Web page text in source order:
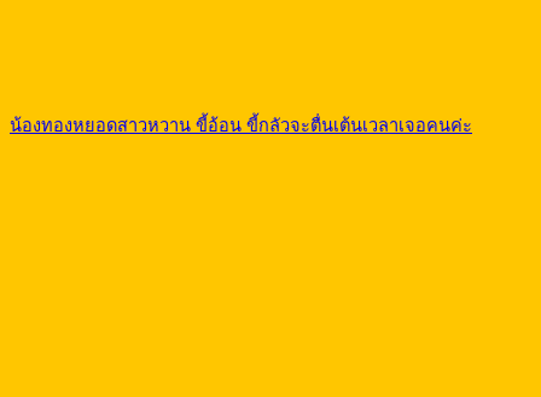
น้องทองหยอดสาวหวาน ขี้อ้อน ขี้กลัวจะตื่นเต้นเวลาเจอคนค่ะ